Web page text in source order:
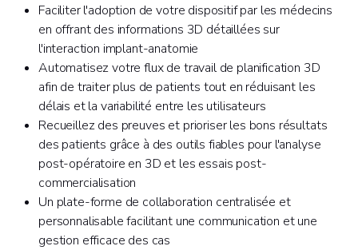
Faciliter l'adoption de votre dispositif par les médecins
en offrant des informations 3D détaillées sur
l'interaction implant-anatomie
Automatisez votre flux de travail de planification 3D
afin de traiter plus de patients tout en réduisant les
délais et la variabilité entre les utilisateurs
Recueillez des preuves et prioriser les bons résultats
des patients grâce à des outils fiables pour l'analyse
post-opératoire en 3D et les essais post-
commercialisation
Un plate-forme de collaboration centralisée et
personnalisable facilitant une communication et une
gestion efficace des cas